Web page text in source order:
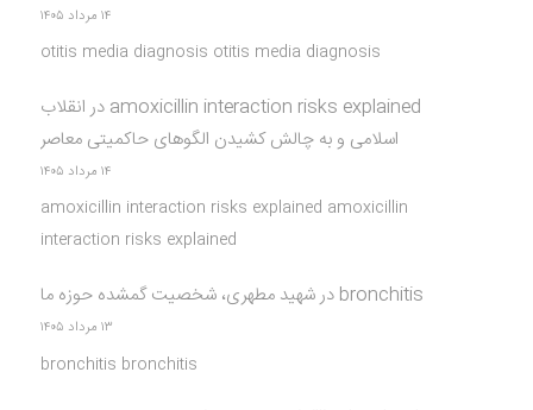
۱۴ مرداد ۱۴۰۵
otitis media diagnosis otitis media diagnosis
amoxicillin interaction risks explained در انقلاب
اسلامی و به چالش کشیدن الگوهای حاکمیتی معاصر
۱۴ مرداد ۱۴۰۵
amoxicillin interaction risks explained amoxicillin
interaction risks explained
bronchitis درشهید مطهری، شخصیت گمشده حوزه ما
۱۳ مرداد ۱۴۰۵
bronchitis bronchitis